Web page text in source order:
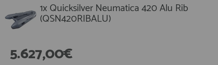
1x Quicksilver Neumatica 420 Alu Rib
(QSN420RIBALU)
5.627,00€